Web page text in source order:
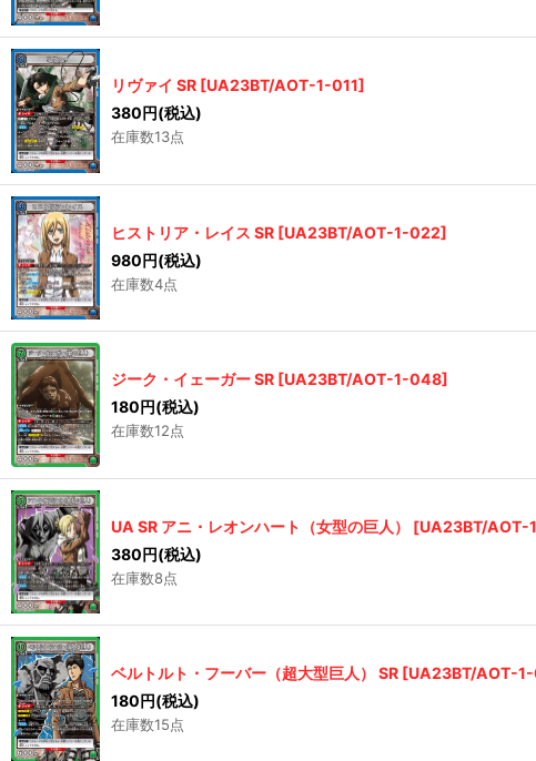
リヴァイ SR [UA23BT/AOT-1-011]
380円(税込)
在庫数13点
ヒストリア・レイス SR [UA23BT/AOT-1-022]
980円(税込)
在庫数4点
ジーク・イェーガー SR [UA23BT/AOT-1-048]
180円(税込)
在庫数12点
UA SR アニ・レオンハート（女型の巨人） [UA23BT/AOT-
380円(税込)
在庫数8点
ベルトルト・フーバー（超大型巨人） SR [UA23BT/AOT-
180円(税込)
在庫数15点